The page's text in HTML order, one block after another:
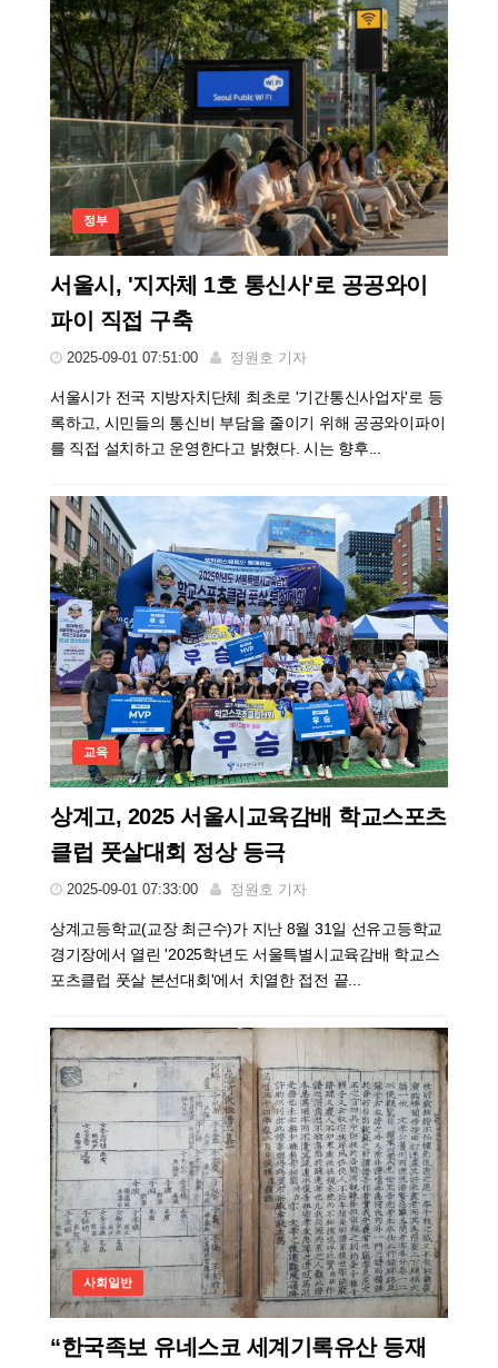
정부
서울시, '지자체 1호 통신사'로 공공와이
파이 직접 구축
2025-09-01 07:51:00 정원호 기자
서울시가 전국 지방자치단체 최초로 '기간통신사업자'로 등
록하고, 시민들의 통신비 부담을 줄이기 위해 공공와이파이
를 직접 설치하고 운영한다고 밝혔다. 시는 향후...
교육
상계고, 2025 서울시교육감배 학교스포츠
클럽 풋살대회 정상 등극
2025-09-01 07:33:00 정원호 기자
상계고등학교(교장 최근수)가 지난 8월 31일 선유고등학교
경기장에서 열린 '2025학년도 서울특별시교육감배 학교스
포츠클럽 풋살 본선대회'에서 치열한 접전 끝...
사회일반
“한국족보 유네스코 세계기록유산 등재